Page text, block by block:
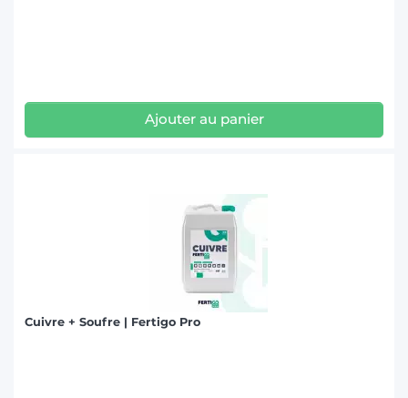
Ajouter au panier
Cuivre + Soufre | Fertigo Pro